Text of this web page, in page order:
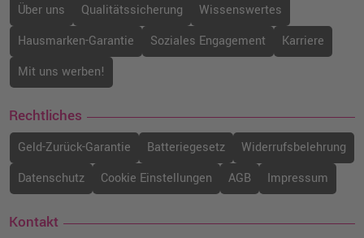
Über uns Qualitätssicherung
Wissenswertes
Hausmarken-Garantie
Soziales Engagement
Karriere
Mit uns werben!
Rechtliches
Geld-Zurück-Garantie Batteriegesetz
Widerrufsbelehrung
Datenschutz
Cookie Einstellungen AGB Impressum
Kontakt